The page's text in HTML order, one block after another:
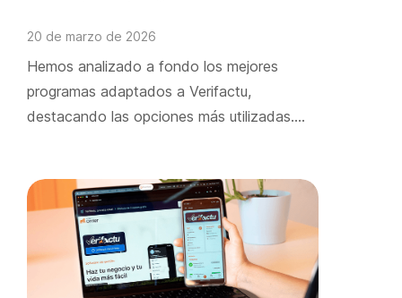
20 de marzo de 2026
Hemos analizado a fondo los mejores
programas adaptados a Verifactu,
destacando las opciones más utilizadas….